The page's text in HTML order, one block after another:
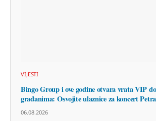
VIJESTI
Bingo Group i ove godine otvara vrata VIP
građanima: Osvojite ulaznice za koncert
06.08.2026